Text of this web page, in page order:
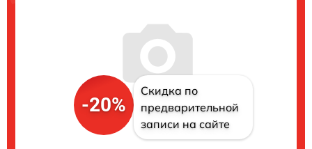
-20%
Скидка по
предварительной
записи на сайте